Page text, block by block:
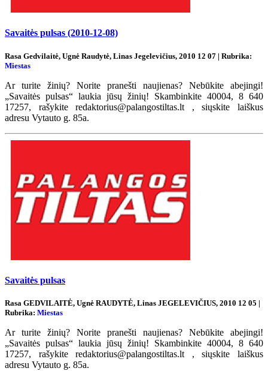
Savaitės pulsas (2010-12-08)
Rasa Gedvilaitė, Ugnė Raudytė, Linas Jegelevičius, 2010 12 07 | Rubrika:
Miestas
Ar turite žinių? Norite pranešti naujienas? Nebūkite abejingi!
„Savaitės pulsas“ laukia jūsų žinių! Skambinkite 40004, 8 640
17257, rašykite redaktorius@palangostiltas.lt , siųskite laiškus
adresu Vytauto g. 85a.
Savaitės pulsas
Rasa GEDVILAITĖ, Ugnė RAUDYTĖ, Linas JEGELEVIČIUS, 2010 12 05 |
Rubrika: Miestas
Ar turite žinių? Norite pranešti naujienas? Nebūkite abejingi!
„Savaitės pulsas“ laukia jūsų žinių! Skambinkite 40004, 8 640
17257, rašykite redaktorius@palangostiltas.lt , siųskite laiškus
adresu Vytauto g. 85a.